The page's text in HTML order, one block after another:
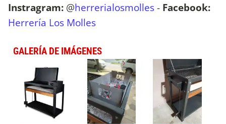
Instragram: @herrerialosmolles- Facebook:
Herrería Los Molles
GALERÍA DE IMÁGENES